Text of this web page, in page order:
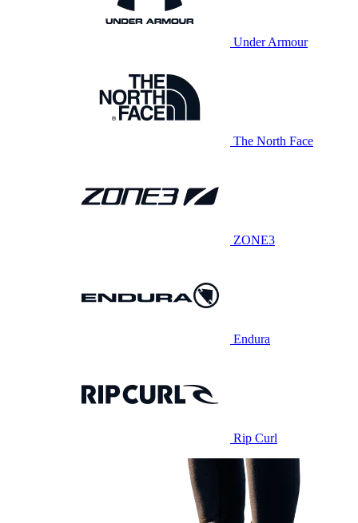
Under Armour
The North Face
ZONE3
Endura
Rip Curl